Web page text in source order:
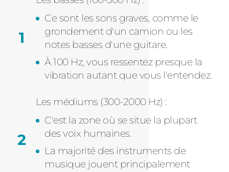
Ce sont les sons graves, comme le
grondement d'un camion ou les
notes basses d'une guitare.
À 100 Hz, vous ressentez presque la
vibration autant que vous l'entendez.
Les médiums (300-2000 Hz) :
C'est la zone où se situe la plupart
des voix humaines.
La majorité des instruments de
musique jouent principalement